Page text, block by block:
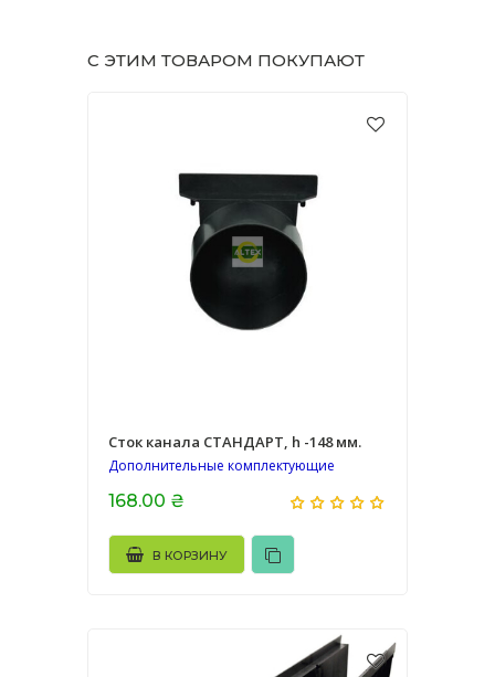
С ЭТИМ ТОВАРОМ ПОКУПАЮТ
Сток канала СТАНДАРТ, h -148 мм.
Дополнительные комплектующие
168.00 ₴
В КОРЗИНУ